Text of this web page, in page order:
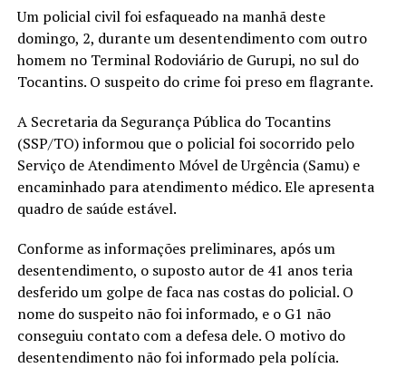
Um policial civil foi esfaqueado na manhã deste
domingo, 2, durante um desentendimento com outro
homem no Terminal Rodoviário de Gurupi, no sul do
Tocantins. O suspeito do crime foi preso em flagrante.
A Secretaria da Segurança Pública do Tocantins
(SSP/TO) informou que o policial foi socorrido pelo
Serviço de Atendimento Móvel de Urgência (Samu) e
encaminhado para atendimento médico. Ele apresenta
quadro de saúde estável.
Conforme as informações preliminares, após um
desentendimento, o suposto autor de 41 anos teria
desferido um golpe de faca nas costas do policial. O
nome do suspeito não foi informado, e o G1 não
conseguiu contato com a defesa dele. O motivo do
desentendimento não foi informado pela polícia.